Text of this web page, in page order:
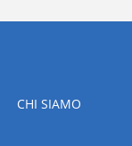
CHI SIAMO